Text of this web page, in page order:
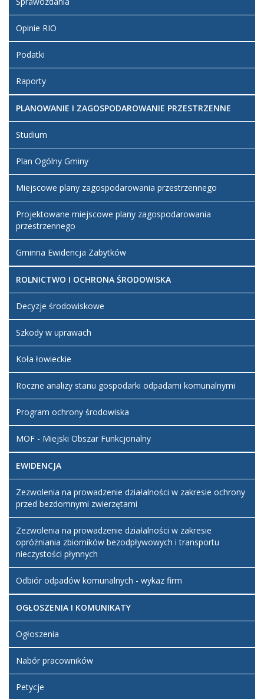
Opinie RIO
Podatki
Raporty
PLANOWANIE I ZAGOSPODAROWANIE PRZESTRZENNE
Studium
Plan Ogólny Gminy
Miejscowe plany zagospodarowania przestrzennego
Projektowane miejscowe plany zagospodarowania
przestrzennego
Gminna Ewidencja Zabytków
ROLNICTWO I OCHRONA ŚRODOWISKA
Decyzje środowiskowe
Szkody w uprawach
Koła łowieckie
Roczne analizy stanu gospodarki odpadami komunalnymi
Program ochrony środowiska
MOF - Miejski Obszar Funkcjonalny
EWIDENCJA
Zezwolenia na prowadzenie działalności w zakresie ochrony
przed bezdomnymi zwierzętami
Zezwolenia na prowadzenie działalności w zakresie
opróżniania zbiorników bezodpływowych i transportu
nieczystości płynnych
Odbiór odpadów komunalnych - wykaz firm
OGŁOSZENIA I KOMUNIKATY
Ogłoszenia
Nabór pracowników
Petycje